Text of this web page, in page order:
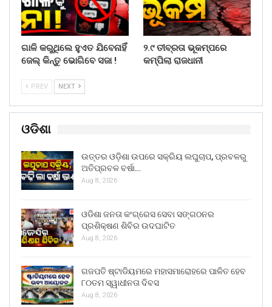
ଗାଳି କରୁଥିଲେ ହୁଏତ ଯିବେନାହିଁ
ଜେଲ୍ କିନ୍ତୁ ଭୋଗିବେ ସଜା !
୨.୯ ତୀବ୍ରତା ଭୂକମ୍ପରେ
କମ୍ପିଲା ରାଜଧାନୀ
PREV NEXT
ଓଡିଶା
ଉତ୍ତର ଓଡ଼ିଶା ଉପରେ ସକ୍ରିୟ ଲଘୁଚାପ, ପ୍ରବଳରୁ
ଅତିପ୍ରବଳ ବର୍ଷା…
Aug 8, 2026
ଓଡିଶା ଜନତା କଂଗ୍ରେସ ସେବା ସଙ୍ଗଠନର
ପ୍ରଶିକ୍ଷଣ ଶିବିର ଉଦଘାଟିତ
Aug 8, 2026
ଗଜପତି ଷ୍ଟାଡିୟମରେ ମହାସମାରୋହରେ ପାଳିତ ହେବ
୮୦ତମ ସ୍ୱାଧୀନତା ଦିବସ
Aug 8, 2026